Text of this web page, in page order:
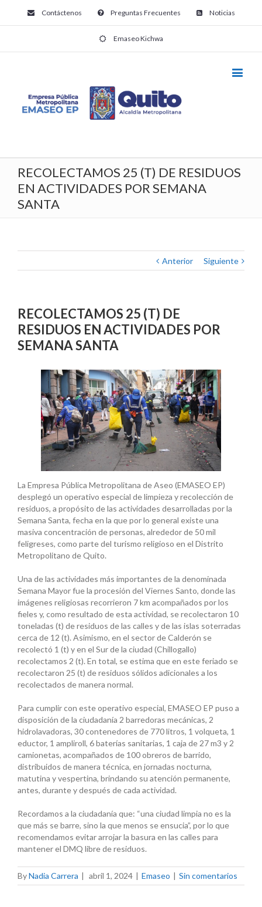
Contáctenos Preguntas Frecuentes Noticias
Emaseo Kichwa
RECOLECTAMOS 25 (T) DE RESIDUOS
EN ACTIVIDADES POR SEMANA
SANTA
Anterior Siguiente
RECOLECTAMOS 25 (T) DE
RESIDUOS EN ACTIVIDADES POR
SEMANA SANTA
La Empresa Pública Metropolitana de Aseo (EMASEO EP)
desplegó un operativo especial de limpieza y recolección de
residuos, a propósito de las actividades desarrolladas por la
Semana Santa, fecha en la que por lo general existe una
masiva concentración de personas, alrededor de 50 mil
feligreses, como parte del turismo religioso en el Distrito
Metropolitano de Quito.
Una de las actividades más importantes de la denominada
Semana Mayor fue la procesión del Viernes Santo, donde las
imágenes religiosas recorrieron 7 km acompañados por los
fieles y, como resultado de esta actividad, se recolectaron 10
toneladas (t) de residuos de las calles y de las islas soterradas
cerca de 12 (t). Asimismo, en el sector de Calderón se
recolectó 1 (t) y en el Sur de la ciudad (Chillogallo)
recolectamos 2 (t). En total, se estima que en este feriado se
recolectaron 25 (t) de residuos sólidos adicionales a los
recolectados de manera normal.
Para cumplir con este operativo especial, EMASEO EP puso a
disposición de la ciudadanía 2 barredoras mecánicas, 2
hidrolavadoras, 30 contenedores de 770 litros, 1 volqueta, 1
eductor, 1 ampliroll, 6 baterías sanitarias, 1 caja de 27 m3 y 2
camionetas, acompañados de 100 obreros de barrido,
distribuidos de manera técnica, en jornadas nocturna,
matutina y vespertina, brindando su atención permanente,
antes, durante y después de cada actividad.
Recordamos a la ciudadanía que: “una ciudad limpia no es la
que más se barre, sino la que menos se ensucia”, por lo que
recomendamos evitar arrojar la basura en las calles para
mantener el DMQ libre de residuos.
ByNadia Carrera | abril 1, 2024 | Emaseo | Sin comentarios